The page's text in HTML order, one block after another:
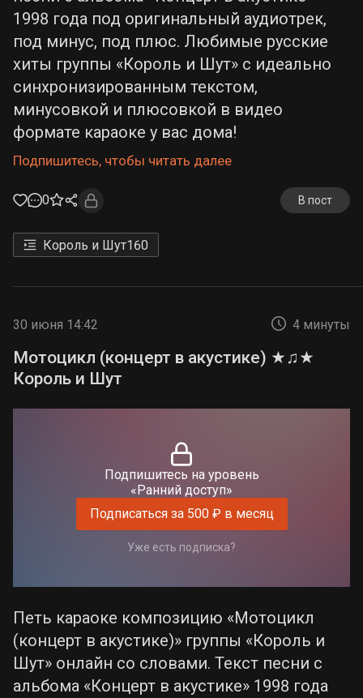
1998 года под оригинальный аудиотрек,
под минус, под плюс. Любимые русские
хиты группы «Король и Шут» с идеально
синхронизированным текстом,
минусовкой и плюсовкой в видео
формате караоке у вас дома!
Подпишитесь, чтобы читать далее
0 В пост
Король и Шут160
30 июня 14:42 4 минуты
Мотоцикл (концерт в акустике) ★♫★
Король и Шут
Подпишитесь на уровень
«Ранний доступ»
Подписаться за 500 ₽ в месяц
Уже есть подписка?
Петь караоке композицию «Мотоцикл
(концерт в акустике)» группы «Король и
Шут» онлайн со словами. Текст песни с
альбома «Концерт в акустике» 1998 года